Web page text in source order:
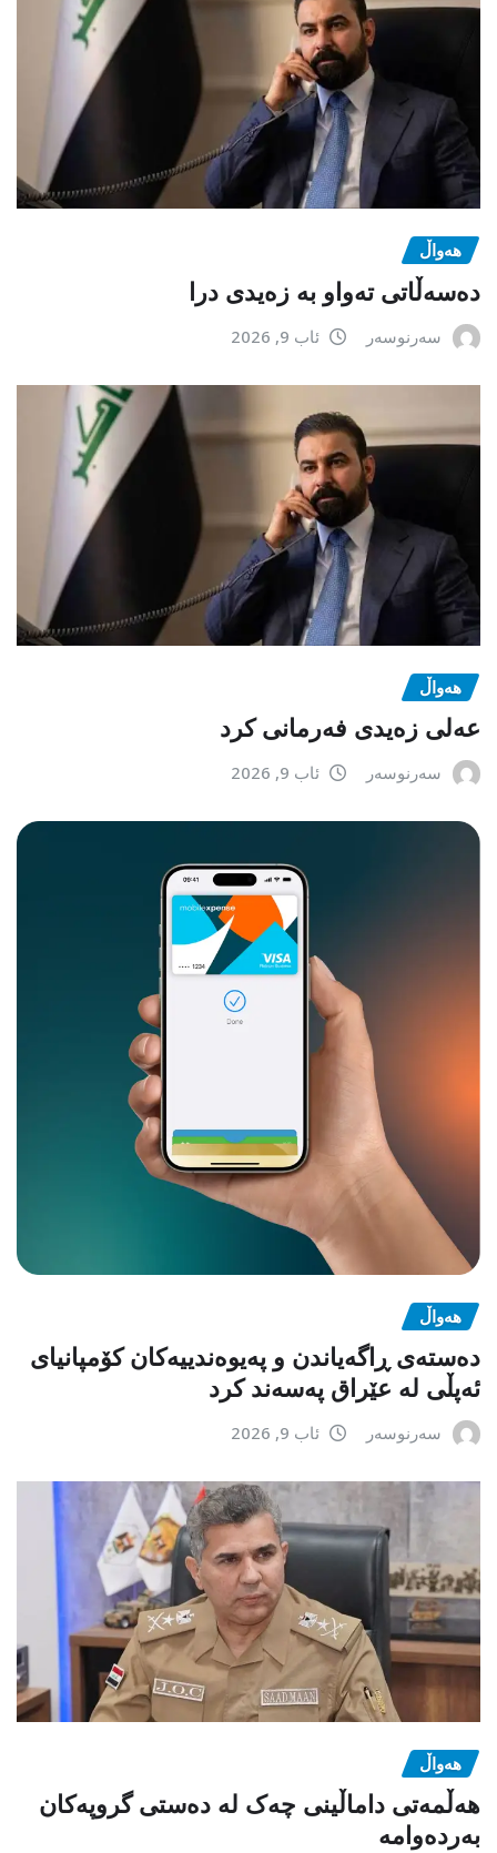
هەواڵ
دەسەڵاتی تەواو بە زەیدی درا
سەرنوسەر ئاب 9, 2026
هەواڵ
عەلی زەیدی فەرمانی کرد
سەرنوسەر ئاب 9, 2026
هەواڵ
دەستەی ڕاگەیاندن و پەیوەندییەکان کۆمپانیای
ئەپڵی لە عێراق پەسەند کرد
سەرنوسەر ئاب 9, 2026
هەواڵ
هەڵمەتی داماڵینی چەک لە دەستی گروپەکان
بەردەوامە